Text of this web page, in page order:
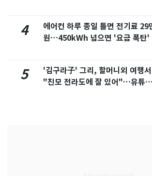
4
에어컨 하루 종일 틀면 전기료 29
원…450kWh 넘으면 '요금 폭탄'
5
'김구라子' 그리, 할머니외 여행서
"친모 전라도에 잘 있어"…유튜브